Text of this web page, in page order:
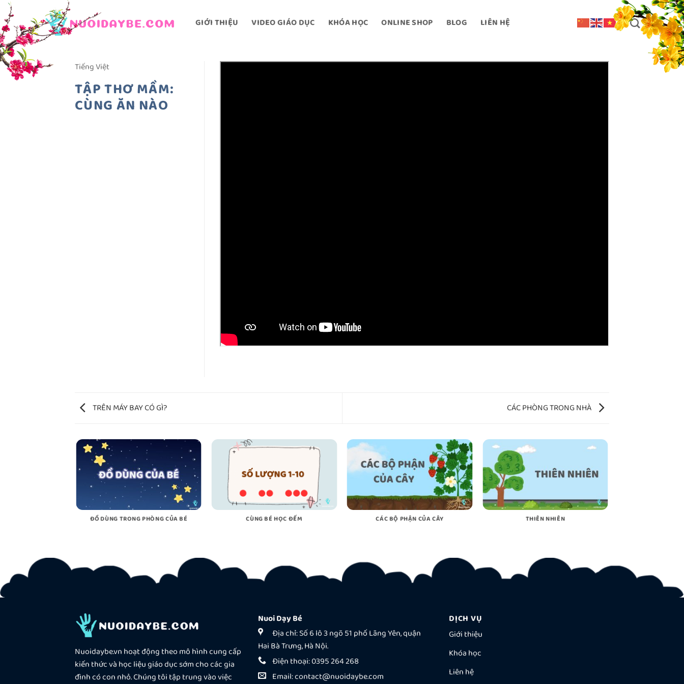
Bỏ
qua
nội
dung
GIỚI THIỆU VIDEO GIÁO DỤC KHÓA HỌC ONLINE SHOP BLOG LIÊN HỆ
Tiếng Việt
TẬP THƠ MẦM:
CÙNG ĂN NÀO
TRÊN MÁY BAY CÓ GÌ? CÁC PHÒNG TRONG NHÀ
ĐỒ DÙNG TRONG PHÒNG CỦA BÉ CÙNG BÉ HỌC ĐẾM CÁC BỘ PHẬN CỦA CÂY THIÊN NHIÊN
Nuoidaybe.vn hoạt động theo mô hình cung cấp
kiến thức và học liệu giáo dục sớm cho các gia
đình có con nhỏ. Chúng tôi tập trung vào việc
Nuoi Dạy Bé
Địa chỉ: Số 6 lô 3 ngõ 51 phố Lãng Yên, quận
Hai Bà Trưng, Hà Nội.
Điện thoại:0395 264 268
Email:contact@nuoidaybe.com
DỊCH VỤ
Giới thiệu
Khóa học
Liên hệ